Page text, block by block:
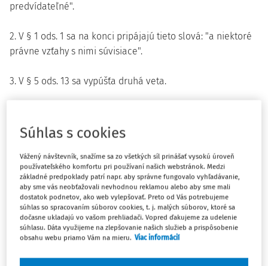
predvídateľné".
2. V § 1 ods. 1 sa na konci pripájajú tieto slová: "a niektoré
právne vzťahy s nimi súvisiace".
3. V § 5 ods. 13 sa vypúšťa druhá veta.
Doterajšie odseky 16 a 17 sa označujú ako odseky 14 a 15.
5. V § 5 ods. 15 sa slová "odseku 16" nahrádzajú slovami
"odseku 14".
6. V § 13 ods. 3 sa vypúšťa tretia veta.
7. V § 13 ods. 5 sa vypúšťa druhá veta.
Súhlas s cookies
Vážený návštevník, snažíme sa zo všetkých síl prinášať vysokú úroveň
používateľského komfortu pri používaní našich webstránok. Medzi
základné predpoklady patrí napr. aby správne fungovalo vyhľadávanie,
aby sme vás neobťažovali nevhodnou reklamou alebo aby sme mali
dostatok podnetov, ako web vylepšovať. Preto od Vás potrebujeme
súhlas so spracovaním súborov cookies, t. j. malých súborov, ktoré sa
dočasne ukladajú vo vašom prehliadači. Vopred ďakujeme za udelenie
súhlasu. Dáta využijeme na zlepšovanie našich služieb a prispôsobenie
obsahu webu priamo Vám na mieru. Viac informácií